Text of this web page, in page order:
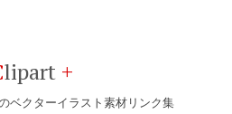
lipart +
ベクターイラスト素材リンク集